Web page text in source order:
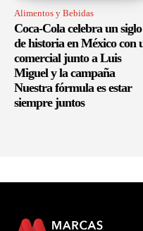
Alimentos y Bebidas
Coca-Cola celebra un siglo
de historia en México con
comercial junto a Luis
Miguel y la campaña
Nuestra fórmula es estar
siempre juntos